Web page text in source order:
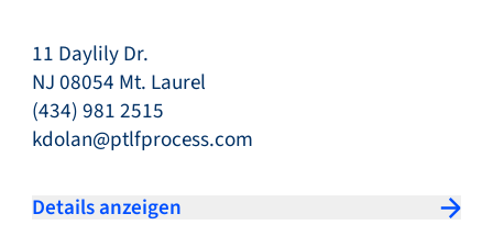
11 Daylily Dr.
NJ 08054 Mt. Laurel
(434) 981 2515
kdolan@ptlfprocess.com
Details anzeigen